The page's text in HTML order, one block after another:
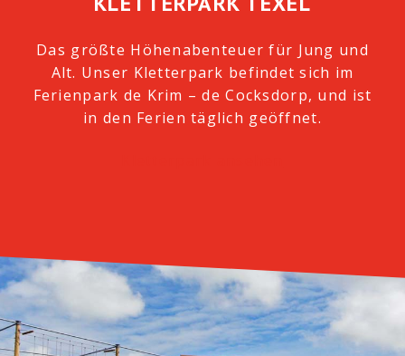
Das größte Höhenabenteuer für Jung und
Alt. Unser Kletterpark befindet sich im
Ferienpark de Krim – de Cocksdorp, und ist
in den Ferien täglich geöffnet.